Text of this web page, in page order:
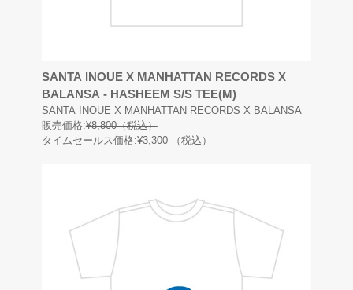
SANTA INOUE X MANHATTAN RECORDS X
BALANSA - HASHEEM S/S TEE(M)
SANTA INOUE X MANHATTAN RECORDS X BALANSA
販売価格:¥8,800（税込）
タイムセールス価格:¥3,300
（税込）